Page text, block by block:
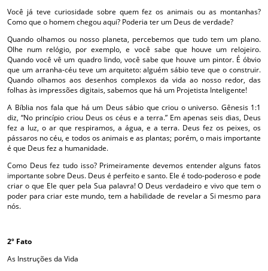
Você já teve curiosidade sobre quem fez os animais ou as montanhas?
Como que o homem chegou aqui? Poderia ter um Deus de verdade?
Quando olhamos ou nosso planeta, percebemos que tudo tem um plano.
Olhe num relógio, por exemplo, e você sabe que houve um relojeiro.
Quando você vê um quadro lindo, você sabe que houve um pintor. É óbvio
que um arranha-céu teve um arquiteto: alguém sábio teve que o construir.
Quando olhamos aos desenhos complexos da vida ao nosso redor, das
folhas às impressões digitais, sabemos que há um Projetista Inteligente!
A Bíblia nos fala que há um Deus sábio que criou o universo. Gênesis 1:1
diz, “No princípio criou Deus os céus e a terra.” Em apenas seis dias, Deus
fez a luz, o ar que respiramos, a água, e a terra. Deus fez os peixes, os
pássaros no céu, e todos os animais e as plantas; porém, o mais importante
é que Deus fez a humanidade.
Como Deus fez tudo isso? Primeiramente devemos entender alguns fatos
importante sobre Deus. Deus é perfeito e santo. Ele é todo-poderoso e pode
criar o que Ele quer pela Sua palavra! O Deus verdadeiro e vivo que tem o
poder para criar este mundo, tem a habilidade de revelar a Si mesmo para
nós.
2º Fato
As Instruções da Vida